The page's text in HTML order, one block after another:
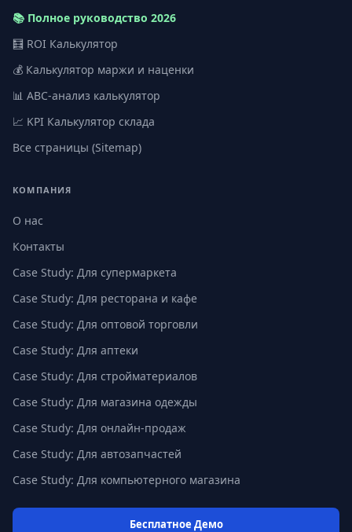
📚 Полное руководство 2026
🧮 ROI Калькулятор
💰 Калькулятор маржи и наценки
📊 ABC-анализ калькулятор
📈 KPI Калькулятор склада
Все страницы (Sitemap)
КОМПАНИЯ
О нас
Контакты
Case Study: Для супермаркета
Case Study: Для ресторана и кафе
Case Study: Для оптовой торговли
Case Study: Для аптеки
Case Study: Для стройматериалов
Case Study: Для магазина одежды
Case Study: Для онлайн-продаж
Case Study: Для автозапчастей
Case Study: Для компьютерного магазина
Бесплатное Демо